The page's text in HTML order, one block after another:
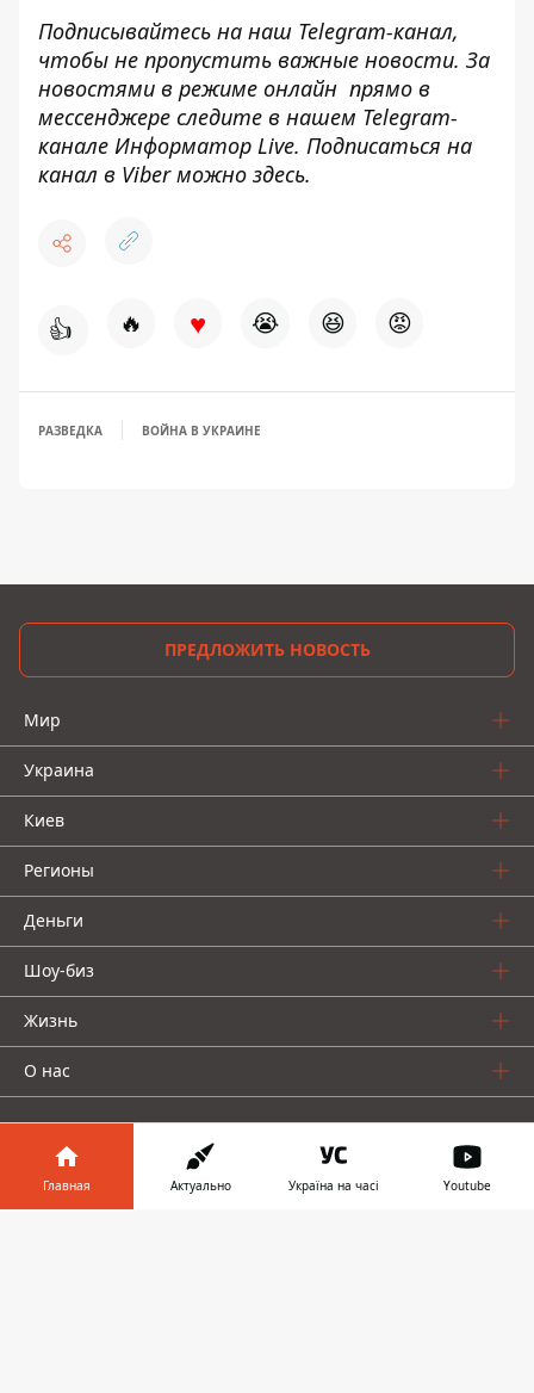
Подписывайтесь на наш Telegram-канал,
чтобы не пропустить важные новости. За
новостями в режиме онлайн прямо в
мессенджере следите в нашем Telegram-
канале Информатор Live. Подписаться на
канал в Viber можно здесь.
👍 🔥 ♥ 😭 😆 😡
РАЗВЕДКА ВОЙНА В УКРАИНЕ
ПРЕДЛОЖИТЬ НОВОСТЬ
Мир
Украина
Киев
Регионы
Деньги
Шоу-биз
Жизнь
О нас
Главная Актуально Україна на часі Youtube